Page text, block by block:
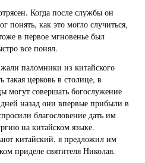
Когда после службы он
понять, как это могло случиться,
в первое мгновенье был
все понял.
паломники из китайского
церковь в столице, в
могут совершать богослужение
назад они впервые прибыли в
благословение дать им
на китайском языке.
китайский, я предложил им
приделе святителя Николая.